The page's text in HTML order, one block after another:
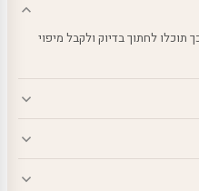
ולגובה. כך תוכלו לחתוך בדיוק ולקבל מיפוי